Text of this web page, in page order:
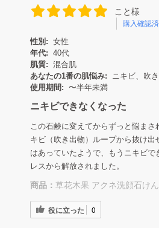
こと様
購入確認
性別: 女性
年代: 40代
肌質: 混合肌
あなたの1番の肌悩み:
ニキビ、吹
使用期間:
〜半年未満
ニキビできなくなった
この石鹸に変えてからずっと悩まさ
キビ（吹き出物）ループから抜け出
はあっていたようで、もうニキビで
レスから解放されました。
商品： 草花木果 アクネ洗顔石け
役に立った 0